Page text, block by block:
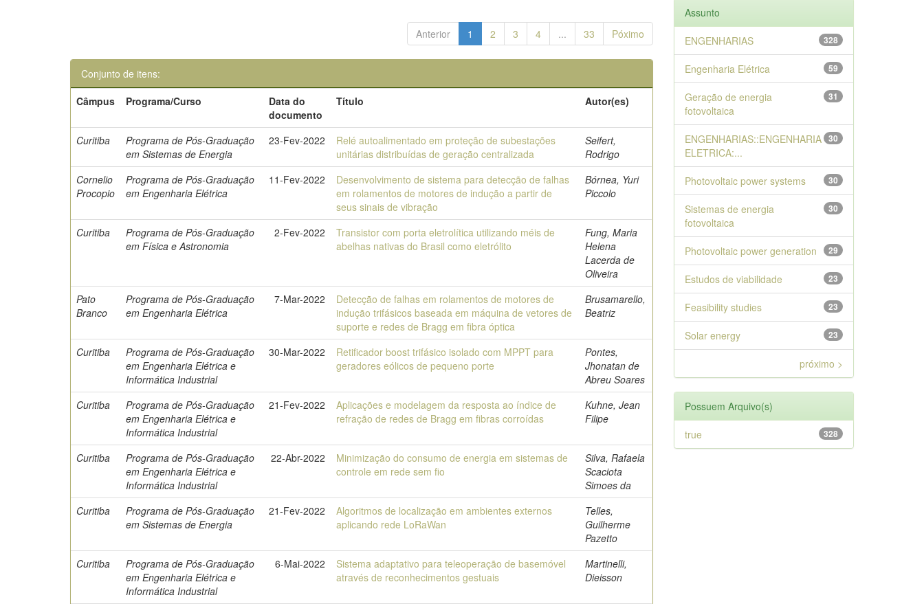
Anterior 1 2 3 4 ... 33 Póximo
Conjunto de itens:
Câmpus
Programa/Curso
Data do
documento
Título Autor(es)
Curitiba
Programa de Pós-Graduação
em Sistemas de Energia
23-Fev-2022
Relé autoalimentado em proteção de subestações
unitárias distribuídas de geração centralizada
Seifert,
Rodrigo
Cornelio
Procopio
Programa de Pós-Graduação
em Engenharia Elétrica
11-Fev-2022
Desenvolvimento de sistema para detecção de falhas
em rolamentos de motores de indução a partir de
seus sinais de vibração
Bórnea, Yuri
Piccolo
Curitiba
Programa de Pós-Graduação
em Física e Astronomia
2-Fev-2022
Transistor com porta eletrolítica utilizando méis de
abelhas nativas do Brasil como eletrólito
Fung, Maria
Helena
Lacerda de
Oliveira
Pato
Branco
Programa de Pós-Graduação
em Engenharia Elétrica
7-Mar-2022
Detecção de falhas em rolamentos de motores de
indução trifásicos baseada em máquina de vetores de
suporte e redes de Bragg em fibra óptica
Brusamarello,
Beatriz
Curitiba
Programa de Pós-Graduação
em Engenharia Elétrica e
Informática Industrial
30-Mar-2022
Retificador boost trifásico isolado com MPPT para
geradores eólicos de pequeno porte
Pontes,
Jhonatan de
Abreu Soares
Curitiba
Programa de Pós-Graduação
em Engenharia Elétrica e
Informática Industrial
21-Fev-2022
Aplicações e modelagem da resposta ao índice de
refração de redes de Bragg em fibras corroídas
Kuhne, Jean
Filipe
Curitiba
Programa de Pós-Graduação
em Engenharia Elétrica e
Informática Industrial
22-Abr-2022
Minimização do consumo de energia em sistemas de
controle em rede sem fio
Silva, Rafaela
Scaciota
Simoes da
Curitiba
Programa de Pós-Graduação
em Sistemas de Energia
21-Fev-2022
Algoritmos de localização em ambientes externos
aplicando rede LoRaWan
Telles,
Guilherme
Pazetto
Curitiba
Programa de Pós-Graduação
em Engenharia Elétrica e
Informática Industrial
6-Mai-2022
Sistema adaptativo para teleoperação de basemóvel
através de reconhecimentos gestuais
Martinelli,
Dieisson
Assunto
328
ENGENHARIAS
59
Engenharia Elétrica
31
Geração de energia
fotovoltaica
30
ENGENHARIAS::ENGENHARIA
ELETRICA:...
30
Photovoltaic power systems
30
Sistemas de energia
fotovoltaica
29
Photovoltaic power generation
23
Estudos de viabilidade
23
Feasibility studies
23
Solar energy
próximo >
Possuem Arquivo(s)
328
true